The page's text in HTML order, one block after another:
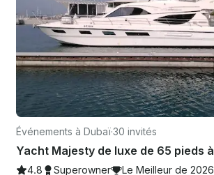
Événements à Dubaï·30 invités
4.8 Superowner Le Meilleur de 2026